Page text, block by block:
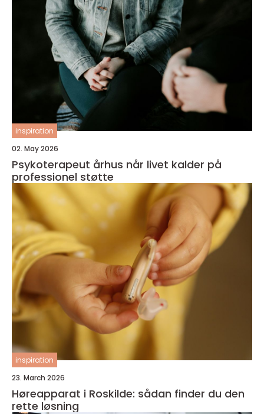
inspiration
02. May 2026
Psykoterapeut århus når livet kalder på
professionel støtte
inspiration
23. March 2026
Høreapparat i Roskilde: sådan finder du den
rette løsning